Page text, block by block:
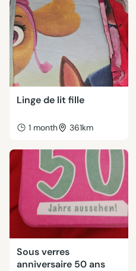
Linge de lit fille
1 month 361km
Sous verres
anniversaire 50 ans